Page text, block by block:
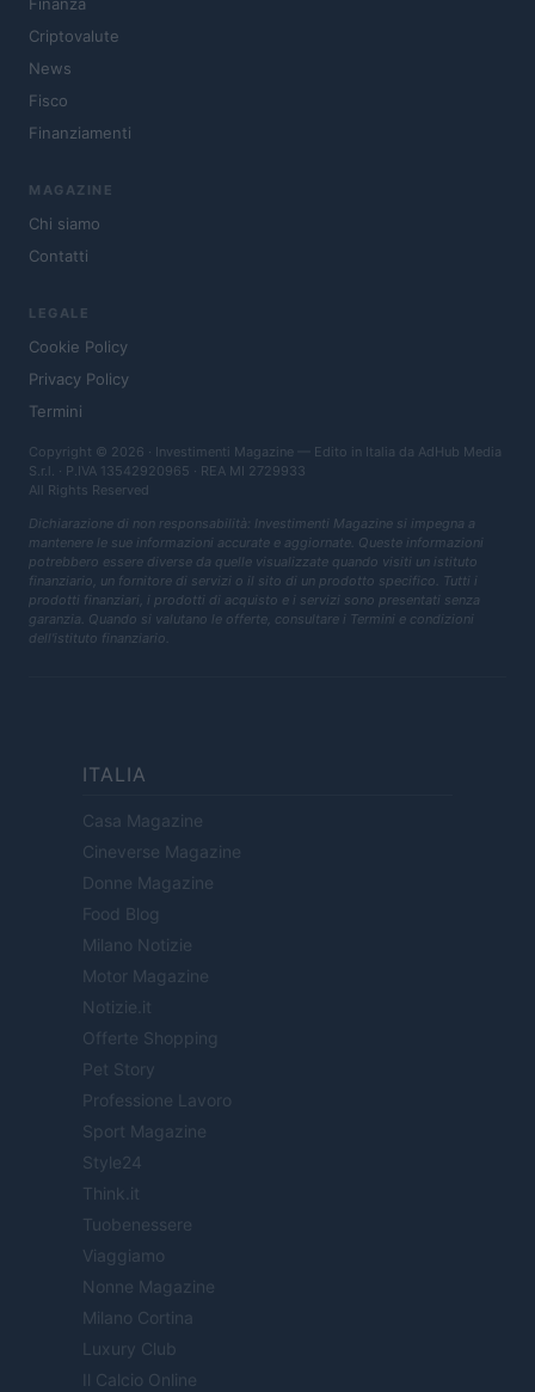
Criptovalute
News
Fisco
Finanziamenti
MAGAZINE
Chi siamo
Contatti
LEGALE
Cookie Policy
Privacy Policy
Termini
Copyright © 2026 · Investimenti Magazine — Edito in Italia da AdHub Media
S.r.l. · P.IVA 13542920965 · REA MI 2729933
All Rights Reserved
Dichiarazione di non responsabilità: Investimenti Magazine si impegna a
mantenere le sue informazioni accurate e aggiornate. Queste informazioni
potrebbero essere diverse da quelle visualizzate quando visiti un istituto
finanziario, un fornitore di servizi o il sito di un prodotto specifico. Tutti i
prodotti finanziari, i prodotti di acquisto e i servizi sono presentati senza
garanzia. Quando si valutano le offerte, consultare i Termini e condizioni
dell'istituto finanziario.
ITALIA
Casa Magazine
Cineverse Magazine
Donne Magazine
Food Blog
Milano Notizie
Motor Magazine
Notizie.it
Offerte Shopping
Pet Story
Professione Lavoro
Sport Magazine
Style24
Think.it
Tuobenessere
Viaggiamo
Nonne Magazine
Milano Cortina
Luxury Club
Il Calcio Online